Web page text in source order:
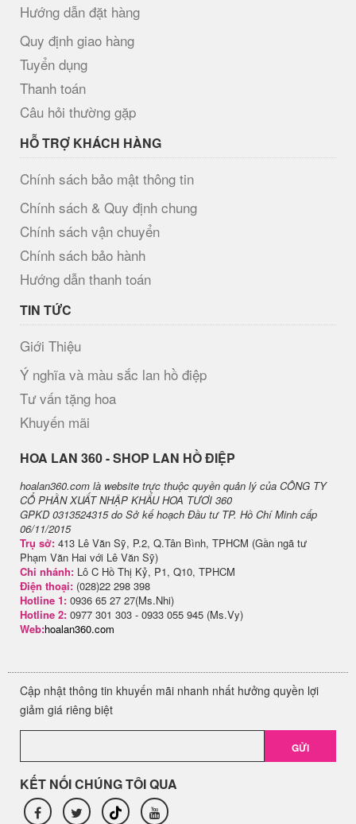
Hướng dẫn đặt hàng
Quy định giao hàng
Tuyển dụng
Thanh toán
Câu hỏi thường gặp
HỖ TRỢ KHÁCH HÀNG
Chính sách bảo mật thông tin
Chính sách & Quy định chung
Chính sách vận chuyển
Chính sách bảo hành
Hướng dẫn thanh toán
TIN TỨC
Giới Thiệu
Ý nghĩa và màu sắc lan hồ điệp
Tư vấn tặng hoa
Khuyến mãi
H​OA LAN 360 - SHOP LAN HỒ ĐIỆP
hoalan360.com là website trực thuộc quyền quản lý của CÔNG TY
CỔ PHẦN XUẤT NHẬP KHẨU HOA TƯƠI 360
GPKD 0313524315 do Sở kế hoạch Đầu tư TP. Hồ Chí Minh cấp
06/11/2015
Trụ sở: 413 Lê Văn Sỹ, P.2, Q.Tân Bình, TPHCM (Gần ngã tư
Phạm Văn Hai với Lê Văn Sỹ)
Chi nhánh: Lô C Hồ Thị Kỷ, P1, Q10, TPHCM
Điện thoại: (028)22 298 398
Hotline 1: 0936 65 27 27(Ms.Nhi)
Hotline 2: 0977 301 303 - 0933 055 945 (Ms.Vy)
Web:hoalan360.com
Cập nhật thông tin khuyến mãi nhanh nhất hưởng quyền lợi
giảm giá riêng biệt
GỬI
KẾT NỐI CHÚNG TÔI QUA